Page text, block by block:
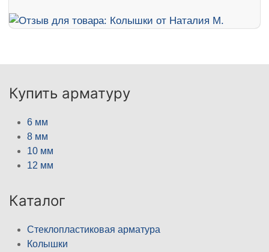
Купить арматуру
6 мм
8 мм
10 мм
12 мм
Каталог
Стеклопластиковая арматура
Колышки